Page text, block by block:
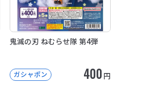
鬼滅の刃 ねむらせ隊 第4弾
ガシャポン 400円